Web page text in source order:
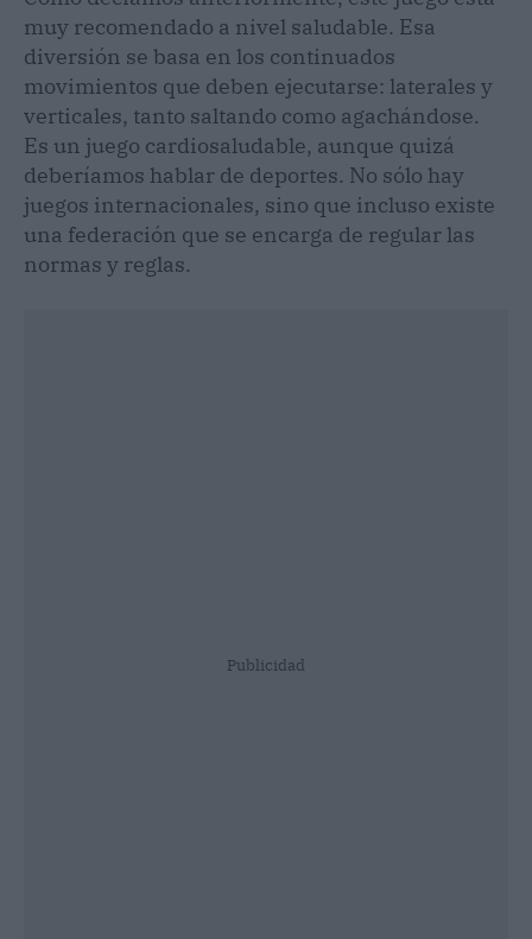
muy recomendado a nivel saludable. Esa
diversión se basa en los continuados
movimientos que deben ejecutarse: laterales y
verticales, tanto saltando como agachándose.
Es un juego cardiosaludable, aunque quizá
deberíamos hablar de deportes. No sólo hay
juegos internacionales, sino que incluso existe
una federación que se encarga de regular las
normas y reglas.
Publicidad